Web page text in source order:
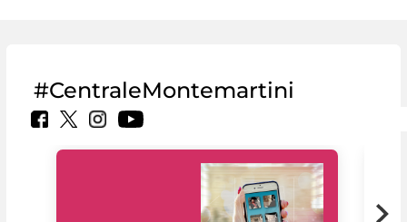
#CentraleMontemartini